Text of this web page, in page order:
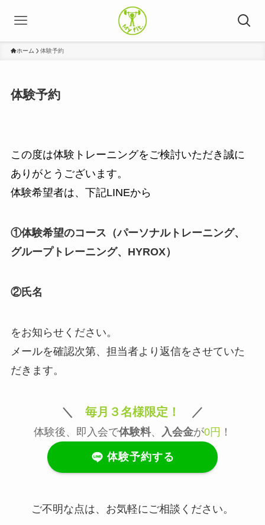
ホーム 体験予約
体験予約
この度は体験トレーニングをご検討いただき誠に
ありがとうございます。
体験希望者は、下記LINEから
①体験希望のコース（パーソナルトレーニング、
グループトレーニング、HYROX）
②氏名
をお知らせください。
メールを確認次第、担当者より返信をさせていた
だきます。
＼ 毎月３名様限定！ ／
体験後、即入会で体験料、 入会金が0円 ！
体験予約する
ご不明な点は、お気軽にご相談ください。